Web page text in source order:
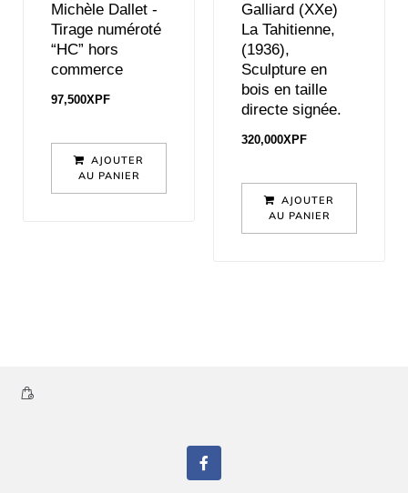
Michèle Dallet -
Tirage numéroté
“HC” hors
commerce
97,500XPF
AJOUTER
AU PANIER
Galliard (XXe)
La Tahitienne,
(1936),
Sculpture en
bois en taille
directe signée.
320,000XPF
AJOUTER
AU PANIER